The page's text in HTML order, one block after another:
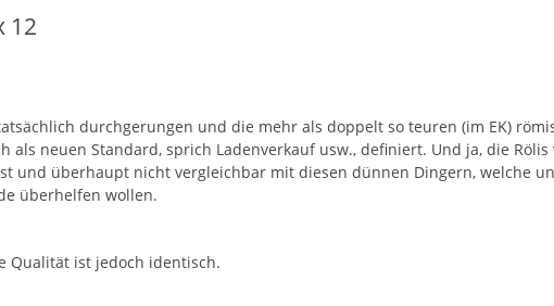
12
durchgerungen und die mehr als doppelt so teuren (im EK)
als neuen Standard, sprich Ladenverkauf usw., definiert. Und ja, die Rölis
und überhaupt nicht vergleichbar mit diesen dünnen Dingern, welche
überhelfen wollen.
Qualität ist jedoch identisch.